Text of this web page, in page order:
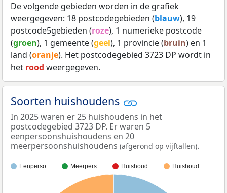
De volgende gebieden worden in de grafiek
weergegeven: 18 postcodegebieden (blauw), 19
postcode5gebieden (roze), 1 numerieke postcode
(groen), 1 gemeente (geel), 1 provincie (bruin) en 1
land (oranje). Het postcodegebied 3723 DP wordt in
het rood weergegeven.
Soorten huishoudens
In 2025 waren er 25 huishoudens in het
postcodegebied 3723 DP. Er waren 5
eenpersoonshuishoudens en 20
meerpersoonshuishoudens (afgerond op vijftallen).
Eenperso… Meerpers… Huishoud… Huishoud…